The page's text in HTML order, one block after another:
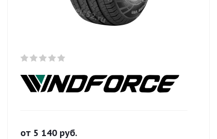
от 5 140 руб.